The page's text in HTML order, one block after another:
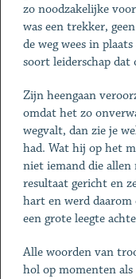
zo noodzakelijke
was een trekker,
de weg wees in
soort leiderschap dat
Zijn heengaan
omdat het zo
wegvalt, dan zie je
had. Wat hij op het
niet iemand die
resultaat gericht en
hart en werd daarom
een grote leegte
Alle woorden van
hol op momenten